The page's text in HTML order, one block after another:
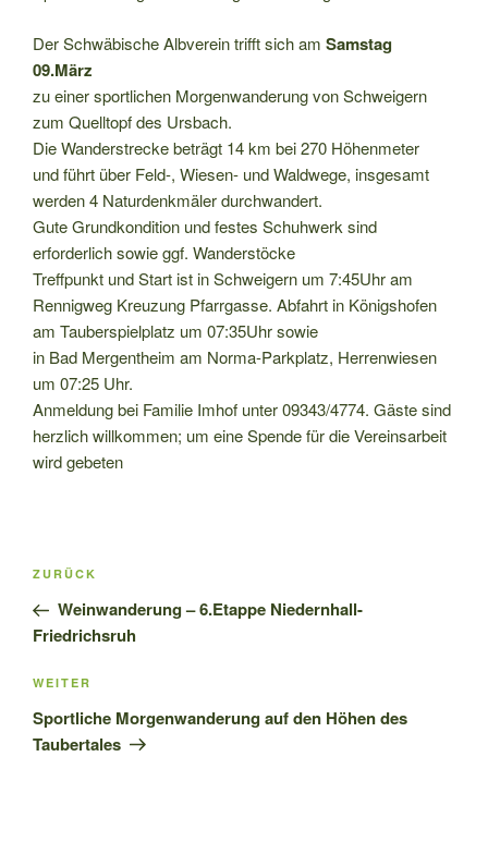
Der Schwäbische Albverein trifft sich am Samstag
09.März
zu einer sportlichen Morgenwanderung von Schweigern
zum Quelltopf des Ursbach.
Die Wanderstrecke beträgt 14 km bei 270 Höhenmeter
und führt über Feld-, Wiesen- und Waldwege, insgesamt
werden 4 Naturdenkmäler durchwandert.
Gute Grundkondition und festes Schuhwerk sind
erforderlich sowie ggf. Wanderstöcke
Treffpunkt und Start ist in Schweigern um 7:45Uhr am
Rennigweg Kreuzung Pfarrgasse. Abfahrt in Königshofen
am Tauberspielplatz um 07:35Uhr sowie
in Bad Mergentheim am Norma-Parkplatz, Herrenwiesen
um 07:25 Uhr.
Anmeldung bei Familie Imhof unter 09343/4774. Gäste sind
herzlich willkommen; um eine Spende für die Vereinsarbeit
wird gebeten
Beitragsnavigation
Vorheriger
Beitrag
ZURÜCK
Weinwanderung – 6.Etappe Niedernhall-
Friedrichsruh
Nächster
Beitrag
WEITER
Sportliche Morgenwanderung auf den Höhen des
Taubertales